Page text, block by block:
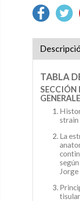
TABLA
SECCIÓN
strain
La